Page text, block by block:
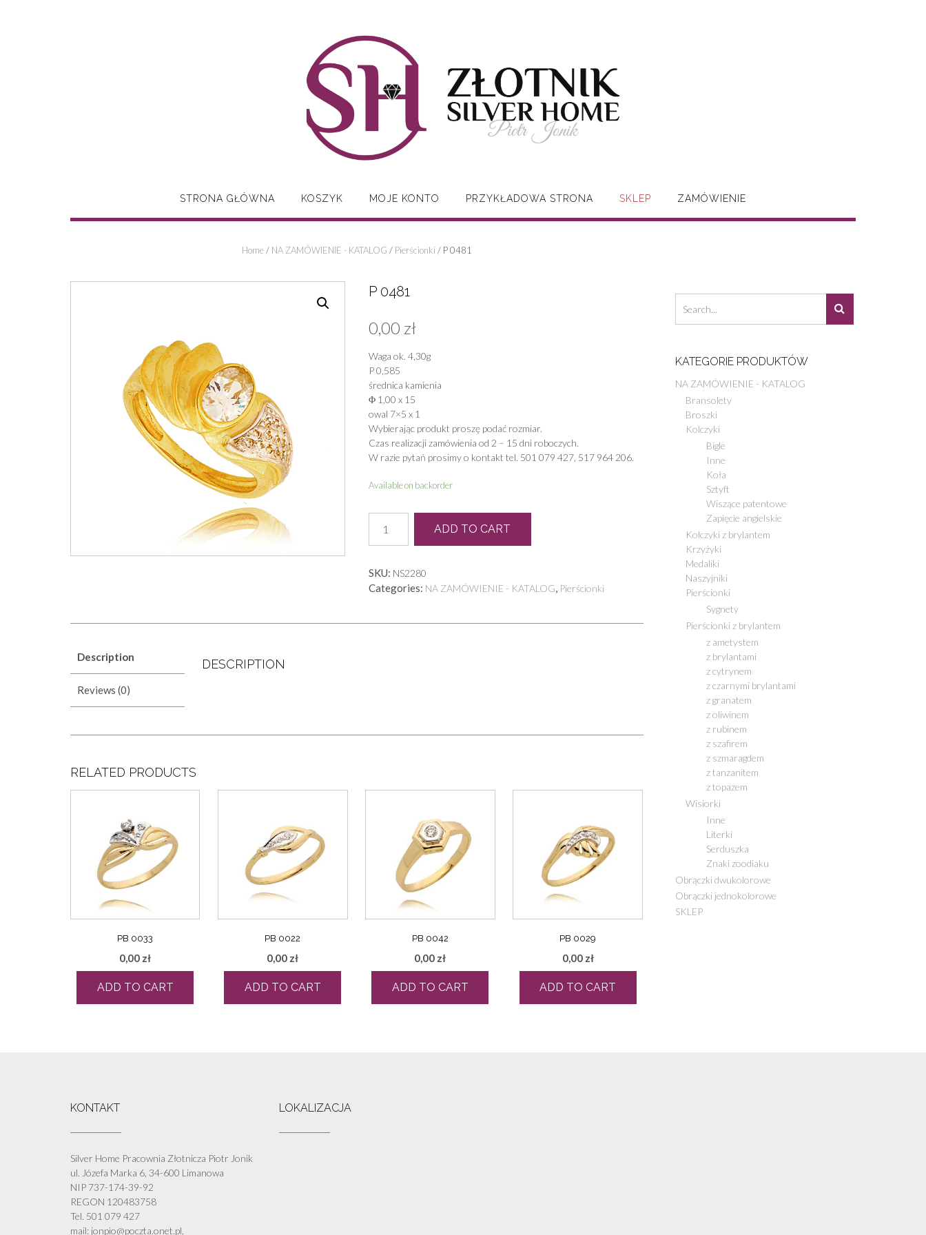
STRONA GŁÓWNA KOSZYK MOJE KONTO PRZYKŁADOWA STRONA SKLEP ZAMÓWIENIE
Home/ NA ZAMÓWIENIE - KATALOG / Pierścionki / P 0481
P 0481
0,00 zł
Waga ok. 4,30g
P 0,585
średnica kamienia
Φ 1,00 x 15
owal 7×5 x 1
Wybierając produkt proszę podać rozmiar.
Czas realizacji zamówienia od 2 – 15 dni roboczych.
W razie pytań prosimy o kontakt tel. 501 079 427, 517 964 206.
Available on backorder
0481
quantity
ADD TO CART
SKU: NS2280
Categories: NA ZAMÓWIENIE - KATALOG Pierścionki
Description
Reviews (0)
DESCRIPTION
RELATED PRODUCTS
PB 0033
0,00 zł
ADD TO CART
PB 0022
0,00 zł
ADD TO CART
PB 0042
0,00 zł
ADD TO CART
PB 0029
0,00 zł
ADD TO CART
KATEGORIE PRODUKTÓW
NA ZAMÓWIENIE - KATALOG
Bransolety
Broszki
Kolczyki
Bigle
Inne
Koła
Sztyft
Wiszące patentowe
Zapięcie angielskie
Kolczyki z brylantem
Krzyżyki
Medaliki
Naszyjniki
Pierścionki
Sygnety
Pierścionki z brylantem
z ametystem
z brylantami
z cytrynem
z czarnymi brylantami
z granatem
z oliwinem
z rubinem
z szafirem
z szmaragdem
z tanzanitem
z topazem
Wisiorki
Inne
Literki
Serduszka
Znaki zoodiaku
Obrączki dwukolorowe
Obrączki jednokolorowe
SKLEP
KONTAKT
Silver Home Pracownia Złotnicza Piotr Jonik
ul. Józefa Marka 6, 34-600 Limanowa
NIP 737-174-39-92
REGON 120483758
Tel. 501 079 427
mail: jonpio@poczta.onet.pl,
LOKALIZACJA